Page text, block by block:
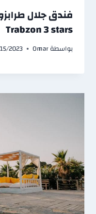
Trabzon 3 stars
بواسطةOmar
2023